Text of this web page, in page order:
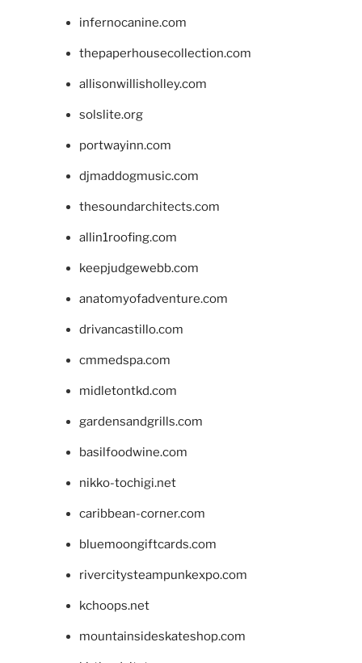
infernocanine.com
thepaperhousecollection.com
allisonwillisholley.com
solslite.org
portwayinn.com
djmaddogmusic.com
thesoundarchitects.com
allin1roofing.com
keepjudgewebb.com
anatomyofadventure.com
drivancastillo.com
cmmedspa.com
midletontkd.com
gardensandgrills.com
basilfoodwine.com
nikko-tochigi.net
caribbean-corner.com
bluemoongiftcards.com
rivercitysteampunkexpo.com
kchoops.net
mountainsideskateshop.com